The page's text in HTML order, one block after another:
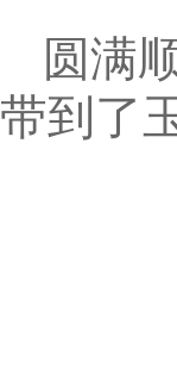
圆满
带到了